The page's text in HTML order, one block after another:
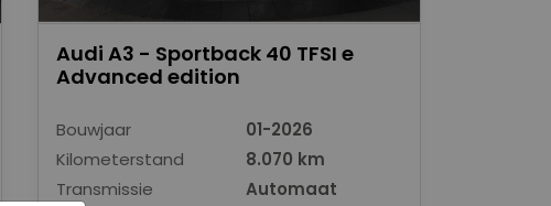
Audi A3 - Sportback 40 TFSI e
Advanced edition
Bouwjaar
01-2026
Kilometerstand
8.070 km
Transmissie
Automaat